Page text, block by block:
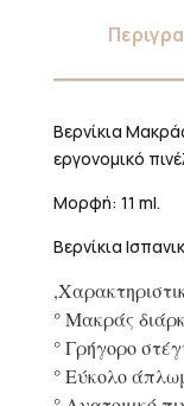
Βερνίκια
εργονομικό
Μορφή: 11 ml.
Βερνίκια
° Μακράς
° Γρήγορο
° Εύκολο